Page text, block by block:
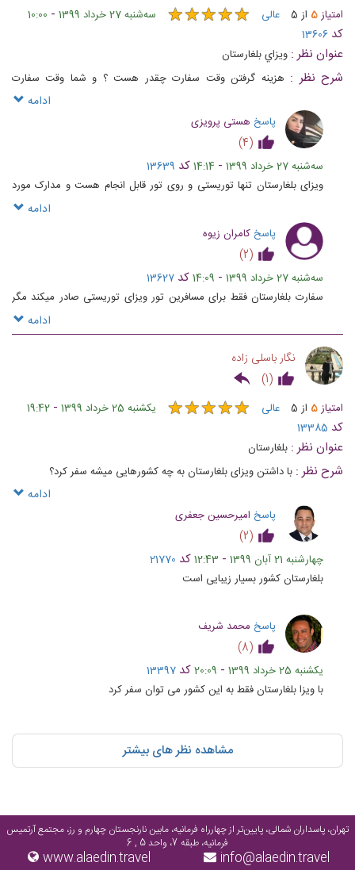
امتیاز5 از 5 عالی ★★★★★
★★★★★ ﺳﻪشنبه 27 خرداد 1399 -
10:00
کد 13606
عنوان نظر : ويزاي بلغارستان
شرح نظر : هزينه گرفتن وقت سفارت چقدر هست ؟ و شما وقت سفارت
ادامه
پاسخ هستی پرویزی
(
4
)
ﺳﻪشنبه 27 خرداد 1399 -
14:14کد 13639
ویزای بلغارستان تنها توریستی و روی تور قابل انجام هست و مدارک مورد
ادامه
پاسخ کامران زیوه
(
2
)
ﺳﻪشنبه 27 خرداد 1399 -
14:09کد 13627
سفارت بلغارستان فقط برای مسافرین تور ویزای توریستی صادر میکند مگر
ادامه
نگار باسلی زاده
(
1
)
امتیاز5 از 5 عالی ★★★★★
★★★★★ یکشنبه 25 خرداد 1399 -
19:42
کد 13385
عنوان نظر : بلغارستان
شرح نظر : با داشتن ویزای بلغارستان به چه کشورهایی میشه سفر کرد؟
ادامه
پاسخ امیرحسین جعفری
(
2
)
چهارشنبه 21 آبان 1399 -
12:43کد 21770
بلغارستان کشور بسیار زیبایی است
پاسخ محمد شریف
(
8
)
یکشنبه 25 خرداد 1399 -
20:09کد 13397
با ویزا بلغارستان فقط به این کشور می توان سفر کرد
مشاهده نظر های بیشتر
تهران، پاسداران شمالی، پایین‌تر از چهارراه فرمانیه، مابین نارنجستان چهارم و رز، مجتمع آرتمیس
فرمانیه، طبقه 7، واحد 5 , 6
info@alaedin.travel
www.alaedin.travel